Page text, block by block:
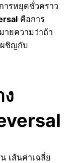
ารหยุดชั่วคราว
คือการ
ายความว่าถ้า
ผชิญกับ
เส้นค่าเฉลี่ย